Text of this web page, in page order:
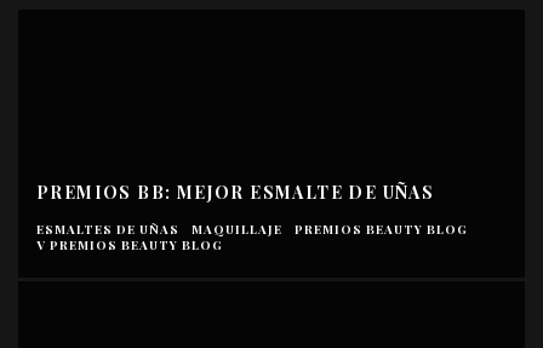
PREMIOS BB: MEJOR ESMALTE DE UÑAS
ESMALTES DE UÑAS MAQUILLAJE
PREMIOS BEAUTY BLOG
V PREMIOS BEAUTY BLOG